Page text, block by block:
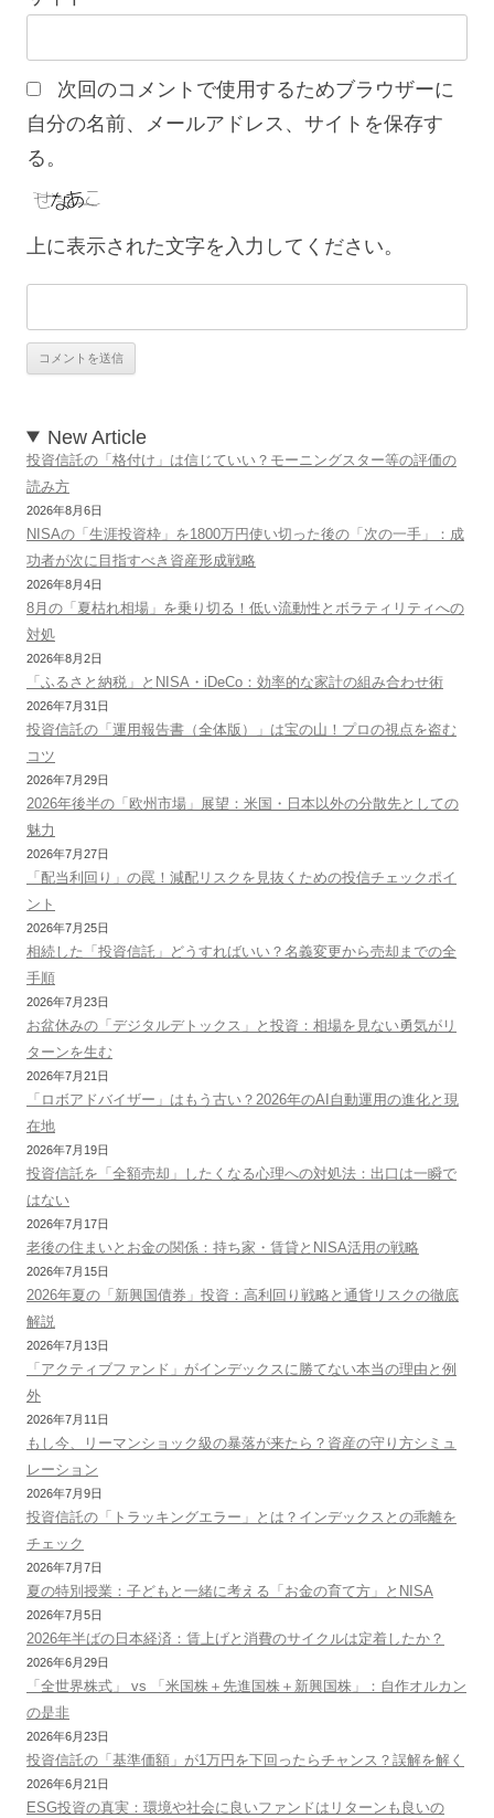
次回のコメントで使用するためブラウザーに
自分の名前、メールアドレス、サイトを保存す
る。
上に表示された文字を入力してください。
New Article
投資信託の「格付け」は信じていい？モーニングスター等の評価の
読み方
2026年8月6日
NISAの「生涯投資枠」を1800万円使い切った後の「次の一手」：成
功者が次に目指すべき資産形成戦略
2026年8月4日
8月の「夏枯れ相場」を乗り切る！低い流動性とボラティリティへの
対処
2026年8月2日
「ふるさと納税」とNISA・iDeCo：効率的な家計の組み合わせ術
2026年7月31日
投資信託の「運用報告書（全体版）」は宝の山！プロの視点を盗む
コツ
2026年7月29日
2026年後半の「欧州市場」展望：米国・日本以外の分散先としての
魅力
2026年7月27日
「配当利回り」の罠！減配リスクを見抜くための投信チェックポイ
ント
2026年7月25日
相続した「投資信託」どうすればいい？名義変更から売却までの全
手順
2026年7月23日
お盆休みの「デジタルデトックス」と投資：相場を見ない勇気がリ
ターンを生む
2026年7月21日
「ロボアドバイザー」はもう古い？2026年のAI自動運用の進化と現
在地
2026年7月19日
投資信託を「全額売却」したくなる心理への対処法：出口は一瞬で
はない
2026年7月17日
老後の住まいとお金の関係：持ち家・賃貸とNISA活用の戦略
2026年7月15日
2026年夏の「新興国債券」投資：高利回り戦略と通貨リスクの徹底
解説
2026年7月13日
「アクティブファンド」がインデックスに勝てない本当の理由と例
外
2026年7月11日
もし今、リーマンショック級の暴落が来たら？資産の守り方シミュ
レーション
2026年7月9日
投資信託の「トラッキングエラー」とは？インデックスとの乖離を
チェック
2026年7月7日
夏の特別授業：子どもと一緒に考える「お金の育て方」とNISA
2026年7月5日
2026年半ばの日本経済：賃上げと消費のサイクルは定着したか？
2026年6月29日
「全世界株式」 vs 「米国株＋先進国株＋新興国株」：自作オルカン
の是非
2026年6月23日
投資信託の「基準価額」が1万円を下回ったらチャンス？誤解を解く
2026年6月21日
ESG投資の真実：環境や社会に良いファンドはリターンも良いの